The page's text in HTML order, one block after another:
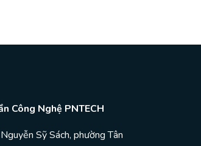
Công Nghệ PNTECH
Sỹ Sách, phường Tân